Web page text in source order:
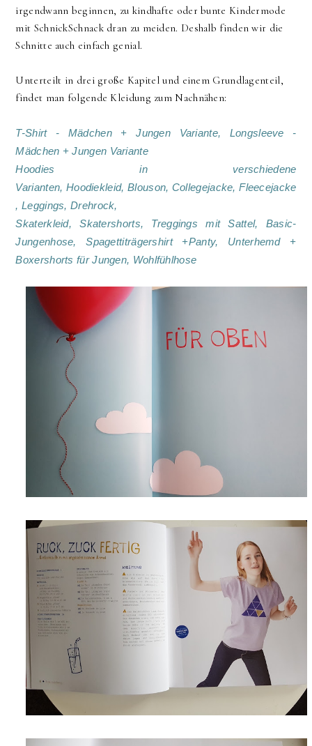
irgendwann beginnen, zu kindhafte oder bunte Kindermode
mit SchnickSchnack dran zu meiden. Deshalb finden wir die
Schnitte auch einfach genial.
Unterteilt in drei große Kapitel und einem Grundlagenteil,
findet man folgende Kleidung zum Nachnähen:
T-Shirt - Mädchen + Jungen Variante, Longsleeve -
Mädchen + Jungen Variante
Hoodies in verschiedene
Varianten, Hoodiekleid, Blouson, Collegejacke,Fleecejacke
,Leggings,Drehrock,
Skaterkleid,Skatershorts, Treggings mit Sattel, Basic-
Jungenhose,Spagettiträgershirt +Panty, Unterhemd +
Boxershorts für Jungen, Wohlfühlhose